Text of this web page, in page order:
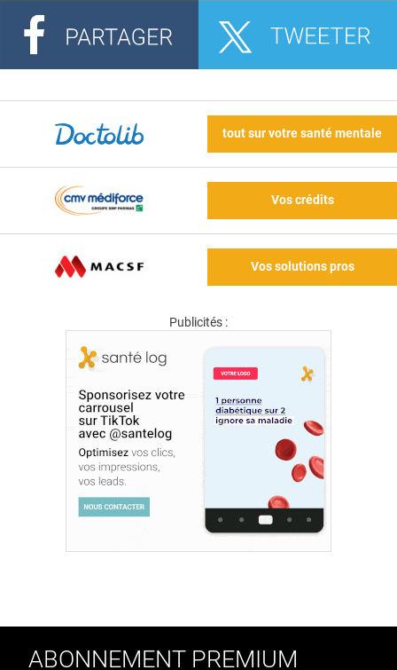
tout sur votre santé mentale
Vos crédits
Vos solutions pros
Publicités :
ABONNEMENT PREMIUM